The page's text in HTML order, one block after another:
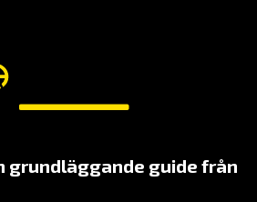
grundläggande guide från